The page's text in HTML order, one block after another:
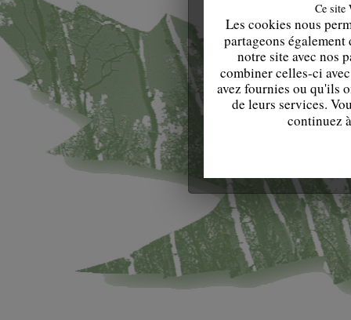
Ce site
Les cookies nous
partageons
notre site avec nos
combiner celles-ci
avez fournies ou qu'ils
de leurs services.
continuez